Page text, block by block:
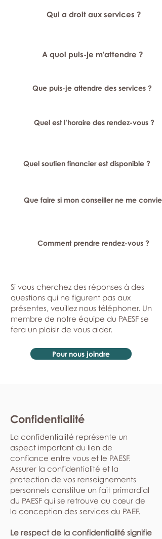
Qui a droit aux services ?
A quoi puis-je m'attendre ?
Que puis-je attendre des services ?
Quel est l’horaire des rendez-vous ?
Quel soutien financier est disponible ?
Que faire si mon conseiller ne me
Comment prendre rendez-vous ?
Si vous cherchez des réponses à des
questions qui ne figurent pas aux
présentes, veuillez nous téléphoner. Un
membre de notre équipe du PAESF se
fera un plaisir de vous aider.
Pour nous joindre
Confidentialité
La confidentialité représente un
aspect important du lien de
confiance entre vous et le PAESF.
Assurer la confidentialité et la
protection de vos renseignements
personnels constitue un fait primordial
du PAESF qui se retrouve au cœur de
la conception des services du PAEF.
Le respect de la confidentialité signifie